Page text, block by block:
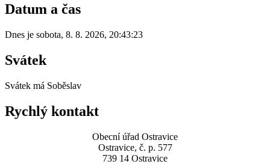
Datum a čas
Dnes je sobota, 8. 8. 2026, 20:43:23
Svátek
Svátek má Soběslav
Rychlý kontakt
Obecní úřad Ostravice
Ostravice, č. p. 577
739 14 Ostravice